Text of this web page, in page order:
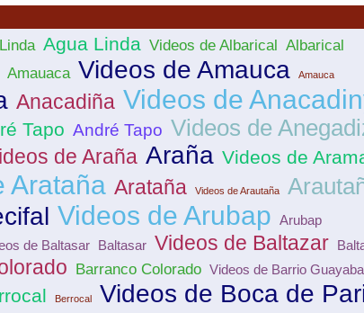
Agua Linda Videos de Albarical Albarical
Amauaca Videos de Amauca Amauca
Anacadiña Videos de
Tapo André Tapo Videos de
de Araña Araña Videos de
Arataña Arataña Videos de Arautaña
Videos de Arubap Arubap
de Baltasar Baltasar Videos de Baltazar
Barranco Colorado Videos de Barrio
Berrocal Videos de Boca de